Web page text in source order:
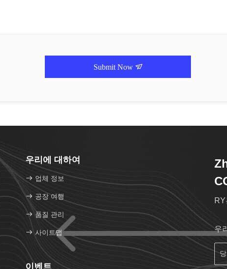
Submit Now
우리에 대하여
업체 정보
공장 여행
품질 관리
사이트맵
이벤트
우